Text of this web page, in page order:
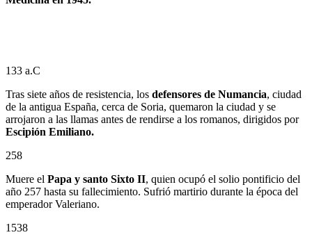
133 a.C
Tras siete años de resistencia, los defensores de Numancia, ciudad
de la antigua España, cerca de Soria, quemaron la ciudad y se
arrojaron a las llamas antes de rendirse a los romanos, dirigidos por
Escipión Emiliano.
258
Muere el Papa y santo Sixto II, quien ocupó el solio pontificio del
año 257 hasta su fallecimiento. Sufrió martirio durante la época del
emperador Valeriano.
1538